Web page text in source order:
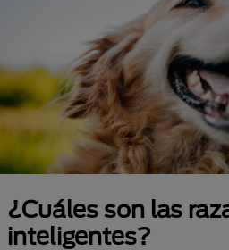
¿Cuáles son las
inteligentes?